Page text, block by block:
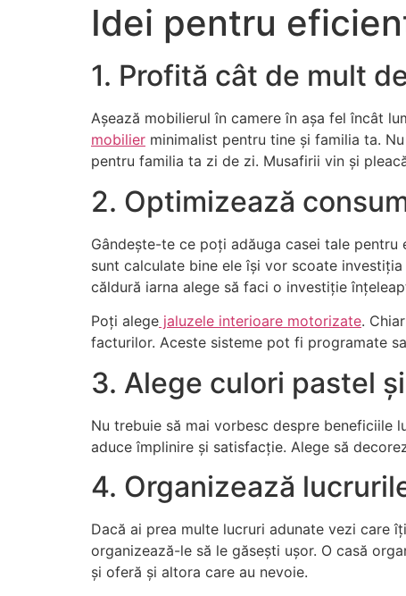
Idei pentru
1. Profită cât de mult
Așează mobilierul în camere în așa fel încât
mobilier minimalist pentru tine și familia ta.
pentru familia ta zi de zi. Musafirii vin și
2. Optimizează
Gândește-te ce poți adăuga casei tale
sunt calculate bine ele își vor scoate
căldură iarna alege să faci o investiție
Poți alege jaluzele interioare motorizate.
facturilor. Aceste sisteme pot fi programate
3. Alege culori pastel
Nu trebuie să mai vorbesc despre beneficiile
aduce împlinire și satisfacție. Alege să
4. Organizează
Dacă ai prea multe lucruri adunate vezi care
organizează-le să le găsești ușor. O casă
și oferă și altora care au nevoie.